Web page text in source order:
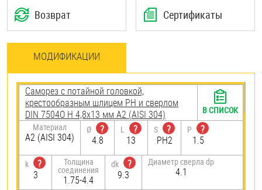
Возврат Сертификаты
МОДИФИКАЦИИ
Саморез с потайной головкой,
крестообразным шлицем PH и сверлом
DIN 7504O H 4,8х13 мм А2 (AISI 304)
Материал
А2 (AISI 304)
Ø
?
4.8
L
?
13
S
?
PH2
P
?
1.5
k
?
3
Толщина
соединения
1.75-4.4
dk
?
9.3
Диаметр сверла dp
4.1
В СПИСОК